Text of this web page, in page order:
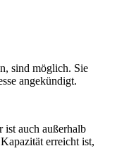
sind möglich. Sie
angekündigt.
ist auch außerhalb
erreicht ist,